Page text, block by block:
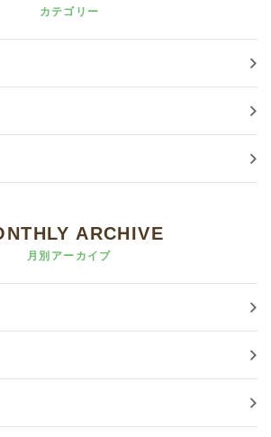
カテゴリー
ARCHIVE
月別アーカイブ